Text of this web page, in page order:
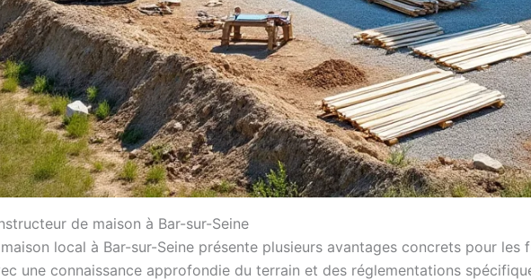
de maison à Bar-sur-Seine
local à Bar-sur-Seine présente plusieurs avantages concrets pour
une connaissance approfondie du terrain et des réglementations